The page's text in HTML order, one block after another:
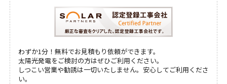
わずか1分！無料でお見積もり依頼ができます。
太陽光発電をご検討の方はぜひご利用ください。
しつこい営業や勧誘は一切いたしません。安心してご利用くださ
い。